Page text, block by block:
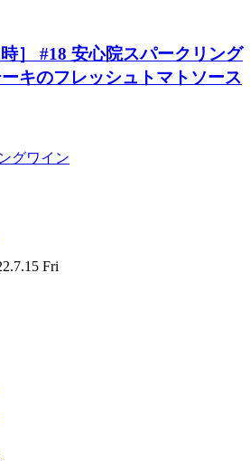
時］ #18 安心院スパークリング
キのフレッシュトマトソース
グワイン
Fri